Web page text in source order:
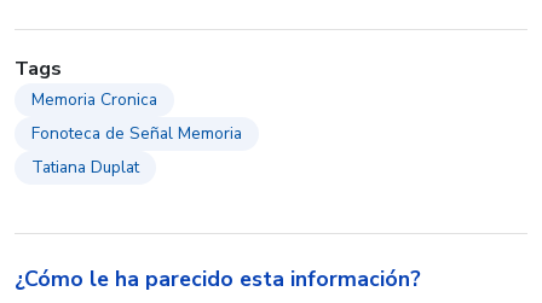
Tags
Memoria Cronica
Fonoteca de Señal Memoria
Tatiana Duplat
¿Cómo le ha parecido esta información?